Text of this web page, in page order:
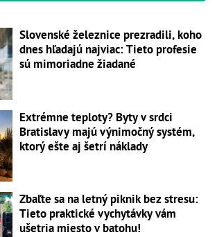
Slovenské železnice prezradili, koho
dnes hľadajú najviac: Tieto profesie
sú mimoriadne žiadané
Extrémne teploty? Byty v srdci
Bratislavy majú výnimočný systém,
ktorý ešte aj šetrí náklady
Zbaľte sa na letný piknik bez stresu:
Tieto praktické vychytávky vám
ušetria miesto v batohu!